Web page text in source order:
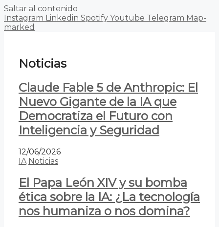
Saltar al contenido
Instagram Linkedin Spotify Youtube Telegram Map-
marked
Noticias
Claude Fable 5 de Anthropic: El
Nuevo Gigante de la IA que
Democratiza el Futuro con
Inteligencia y Seguridad
12/06/2026
IA Noticias
El Papa León XIV y su bomba
ética sobre la IA: ¿La tecnología
nos humaniza o nos domina?